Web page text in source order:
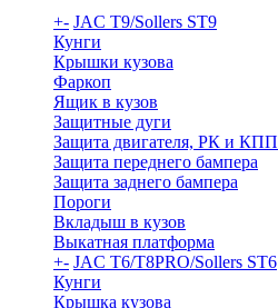
+- JAC T9/Sollers ST9
Кунги
Крышки кузова
Фаркоп
Ящик в кузов
Защитные дуги
Защита двигателя, РК и КПП
Защита переднего бампера
Защита заднего бампера
Пороги
Вкладыш в кузов
Выкатная платформа
+- JAC T6/T8PRO/Sollers ST6
Кунги
Крышка кузова